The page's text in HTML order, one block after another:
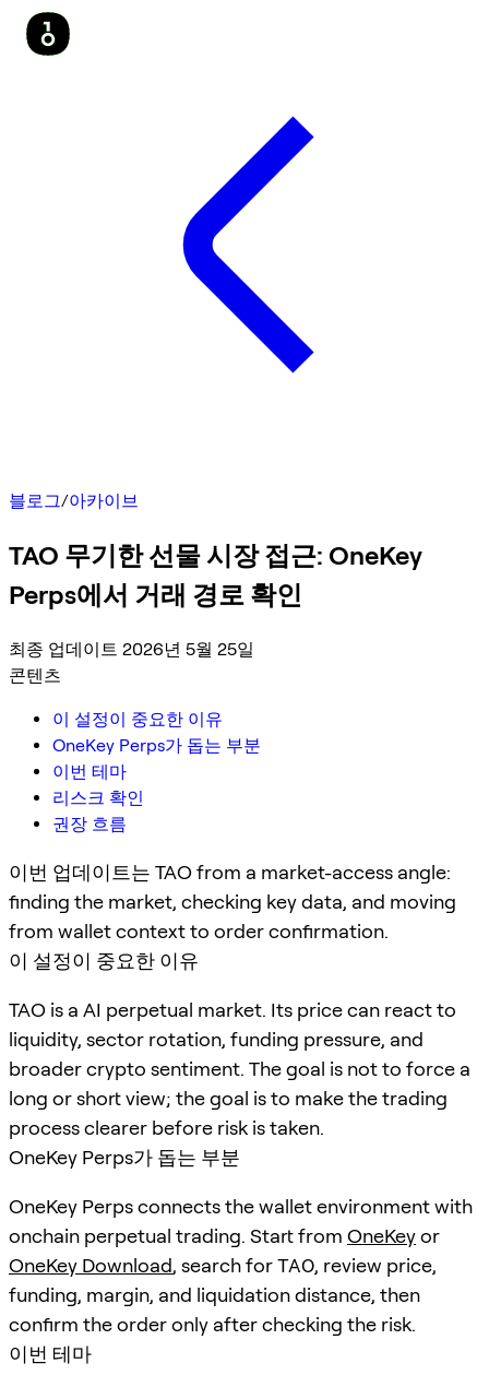
블로그/아카이브
TAO 무기한 선물 시장 접근: OneKey
Perps에서 거래 경로 확인
최종 업데이트 2026년 5월 25일
콘텐츠
이 설정이 중요한 이유
OneKey Perps가 돕는 부분
이번 테마
리스크 확인
권장 흐름
이번 업데이트는 TAO from a market-access angle:
finding the market, checking key data, and moving
from wallet context to order confirmation.
이 설정이 중요한 이유
TAO is a AI perpetual market. Its price can react to
liquidity, sector rotation, funding pressure, and
broader crypto sentiment. The goal is not to force a
long or short view; the goal is to make the trading
process clearer before risk is taken.
OneKey Perps가 돕는 부분
OneKey Perps connects the wallet environment with
onchain perpetual trading. Start from OneKeyor
OneKey Download, search forTAO, review price,
funding, margin, and liquidation distance, then
confirm the order only after checking the risk.
이번 테마